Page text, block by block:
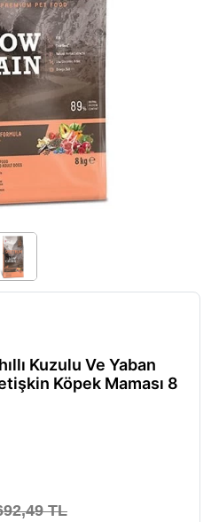
Kuzulu Ve Yaban
Köpek Maması 8
TL